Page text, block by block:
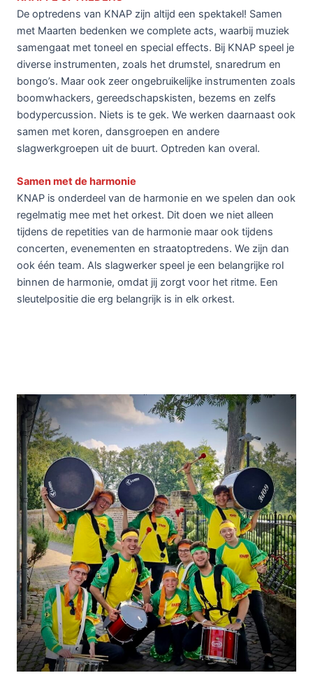
De optredens van KNAP zijn altijd een spektakel! Samen
met Maarten bedenken we complete acts, waarbij muziek
samengaat met toneel en special effects. Bij KNAP speel je
diverse instrumenten, zoals het drumstel, snaredrum en
bongo’s. Maar ook zeer ongebruikelijke instrumenten zoals
boomwhackers, gereedschapskisten, bezems en zelfs
bodypercussion. Niets is te gek. We werken daarnaast ook
samen met koren, dansgroepen en andere
slagwerkgroepen uit de buurt. Optreden kan overal.
Samen met de harmonie
KNAP is onderdeel van de harmonie en we spelen dan ook
regelmatig mee met het orkest. Dit doen we niet alleen
tijdens de repetities van de harmonie maar ook tijdens
concerten, evenementen en straatoptredens. We zijn dan
ook één team. Als slagwerker speel je een belangrijke rol
binnen de harmonie, omdat jij zorgt voor het ritme. Een
sleutelpositie die erg belangrijk is in elk orkest.